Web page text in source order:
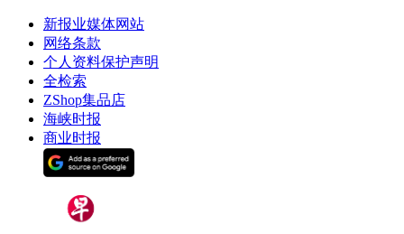
新报业媒体网站
网络条款
个人资料保护声明
全检索
ZShop集品店
海峡时报
商业时报